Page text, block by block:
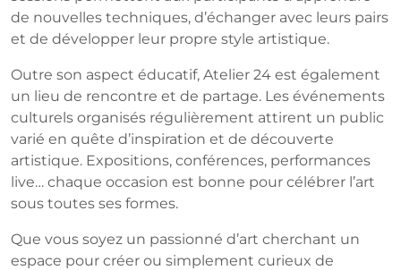
de nouvelles techniques, d’échanger avec leurs pairs
et de développer leur propre style artistique.
Outre son aspect éducatif, Atelier 24 est également
un lieu de rencontre et de partage. Les événements
culturels organisés régulièrement attirent un public
varié en quête d’inspiration et de découverte
artistique. Expositions, conférences, performances
live… chaque occasion est bonne pour célébrer l’art
sous toutes ses formes.
Que vous soyez un passionné d’art cherchant un
espace pour créer ou simplement curieux de